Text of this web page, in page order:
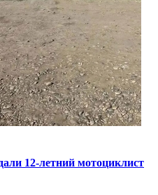
12-летний мотоциклист